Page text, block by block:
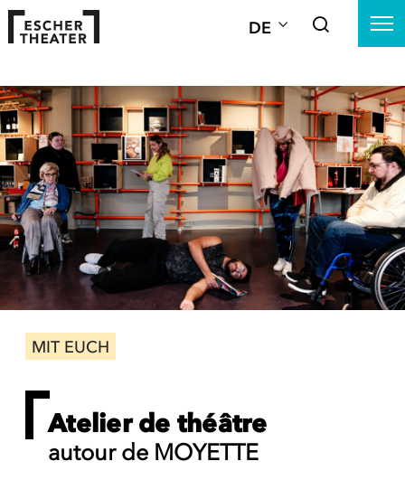
DE
MIT EUCH
Atelier de théâtre
autour de MOYETTE